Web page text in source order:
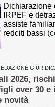
Dichiarazione
IRPEF e
assiste
redditi bassi
2026,
over 30 e
novità